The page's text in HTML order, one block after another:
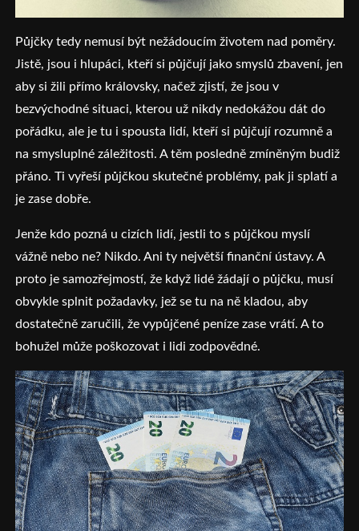
Půjčky tedy nemusí být nežádoucím životem nad poměry.
Jistě, jsou i hlupáci, kteří si půjčují jako smyslů zbavení, jen
aby si žili přímo královsky, načež zjistí, že jsou v
bezvýchodné situaci, kterou už nikdy nedokážou dát do
pořádku, ale je tu i spousta lidí, kteří si půjčují rozumně a
na smysluplné záležitosti. A těm posledně zmíněným budiž
přáno. Ti vyřeší půjčkou skutečné problémy, pak ji splatí a
je zase dobře.
Jenže kdo pozná u cizích lidí, jestli to s půjčkou myslí
vážně nebo ne? Nikdo. Ani ty největší finanční ústavy. A
proto je samozřejmostí, že když lidé žádají o půjčku, musí
obvykle splnit požadavky, jež se tu na ně kladou, aby
dostatečně zaručili, že vypůjčené peníze zase vrátí. A to
bohužel může poškozovat i lidi zodpovědné.